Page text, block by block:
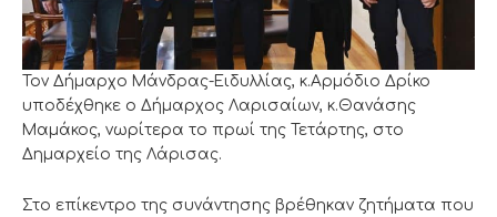
Τον Δήμαρχο Μάνδρας-Ειδυλλίας, κ.Αρμόδιο Δρίκο
υποδέχθηκε ο Δήμαρχος Λαρισαίων, κ.Θανάσης
Μαμάκος, νωρίτερα το πρωί της Τετάρτης, στο
Δημαρχείο της Λάρισας.
Στο επίκεντρο της συνάντησης βρέθηκαν ζητήματα που